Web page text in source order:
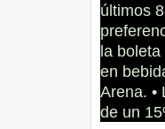
últimos
la
en
Arena. •
de un